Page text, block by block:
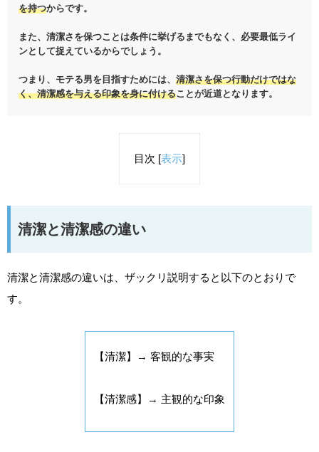
を持つからです。
また、清潔さを保つことは条件に挙げるまでもなく、必要最低ライ
ンとして捉えているからでしょう。
つまり、モテる男を目指すためには、 清潔さを保つ行動だけではな
く、清潔感を与える印象を身に付けることが近道となります。
目次 [表示]
清潔と清潔感の違い
清潔と清潔感の違いは、ザックリ説明すると以下のとおりで
す。
【清潔】→ 客観的な事実
【清潔感】→ 主観的な印象